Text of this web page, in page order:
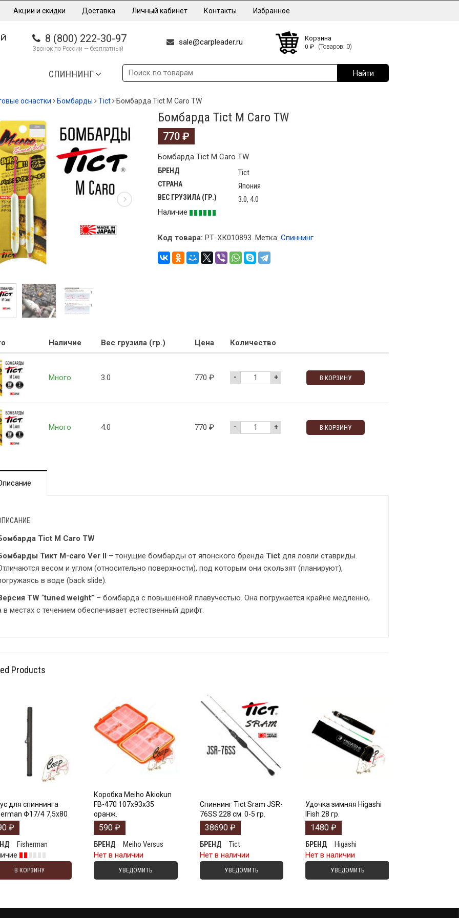
Акции и скидки Доставка Личный кабинет Контакты Избранное
8 (800) 222-30-97
Звонок по России — бесплатный
sale@carpleader.ru Корзина
0 ₽ (Товаров: 0)
СПИННИНГ
оснастки Бомбарды Tict Бомбарда Tict M Caro TW
Бомбарда Tict M Caro TW
770 ₽
Бомбарда Tict M Caro TW
БРЕНД Tict
СТРАНА Япония
ВЕС ГРУЗИЛА (ГР.)
3.0, 4.0
Наличие
Код товара: РТ-ХК010893. Метка: Спиннинг.
Наличие Вес грузила (гр.) Цена Количество
Много 3.0 770 ₽ - + В КОРЗИНУ
Много 4.0 770 ₽ - + В КОРЗИНУ
Tict M Caro TW
Тикт M-caro Ver II – тонущие бомбарды от японского бренда Tict для ловли ставриды.
весом и углом (относительно поверхности), под которым они скользят (планируют),
в воде (back slide).
TW “tuned weight” – бомбарда с повышенной плавучестью. Она погружается крайне медленно,
в местах с течением обеспечивает естественный дрифт.
Products
для спиннинга
Ф17/4 7,5х80
₽
Fisherman
В КОРЗИНУ
Коробка Meiho Akiokun
FB-470 107x93x35
оранж.
590 ₽
БРЕНД
Meiho Versus
Нет в наличии
УВЕДОМИТЬ
Спиннинг Tict Sram JSR-
76SS 228 см. 0-5 гр.
38690 ₽
БРЕНД
Tict
Нет в наличии
УВЕДОМИТЬ
Удочка зимняя Higashi
IFish 28 гр.
1480₽
БРЕНД
Higashi
Нет в наличии
УВЕДОМИТЬ